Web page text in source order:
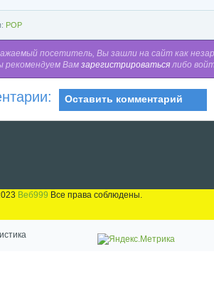
POP
посетитель, Вы зашли на сайт как
рекомендуем Вам зарегистрироватьсялибо
Оставить комментарий
Веб999 Все права соблюдены.